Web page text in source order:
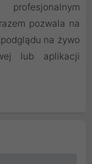
pozwala na
na żywo
lub aplikacji